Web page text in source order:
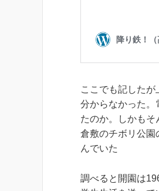
ここでも記した
分からなかった。
たのか。しかも
倉敷のチボリ公園
んでいた
調べると開園は